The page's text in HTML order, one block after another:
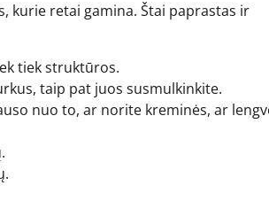
kurie retai gamina. Štai paprastas ir
tiek struktūros.
taip pat juos susmulkinkite.
nuo to, ar norite kreminės, ar